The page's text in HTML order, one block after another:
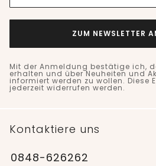
ZUM NEWSLETTER
Mit der Anmeldung bestätige ich,
erhalten und über Neuheiten und
informiert werden zu wollen. Diese
jederzeit widerrufen werden.
Kontaktiere uns
0848-626262